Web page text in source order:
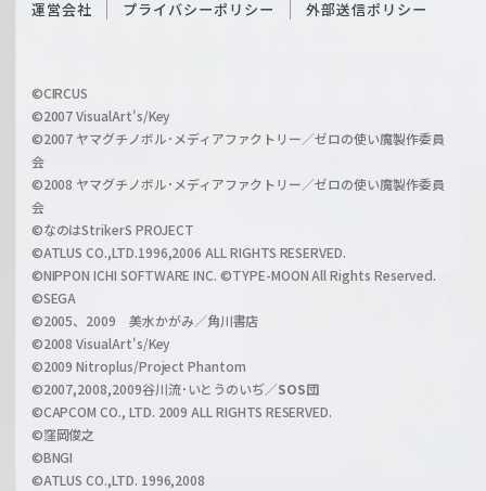
c
a
r
z
i
l
h
a
n
l
運営会社 プライバシーポリシー 外部送信ポリシー
©CIRCUS
©2007 VisualArt's/Key
©2007 ヤマグチノボル･メディアファクトリー／ゼロの使い魔製作委員
会
©2008 ヤマグチノボル･メディアファクトリー／ゼロの使い魔製作委員
会
©なのはStrikerS PROJECT
©ATLUS CO.,LTD.1996,2006 ALL RIGHTS RESERVED.
©NIPPON ICHI SOFTWARE INC. ©TYPE-MOON All Rights Reserved.
©SEGA
©2005、2009 美水かがみ／角川書店
©2008 VisualArt's/Key
©2009 Nitroplus/Project Phantom
©2007,2008,2009谷川流･いとうのいぢ／SOS団
©CAPCOM CO., LTD. 2009 ALL RIGHTS RESERVED.
©窪岡俊之
©BNGI
©ATLUS CO.,LTD. 1996,2008